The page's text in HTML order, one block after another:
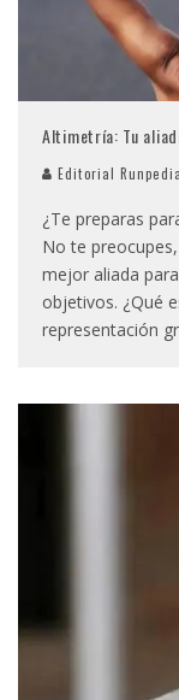
Altimetría: Tu
Editorial Runpedia
¿Te preparas
No te
mejor aliada
objetivos. ¿Qué
representación